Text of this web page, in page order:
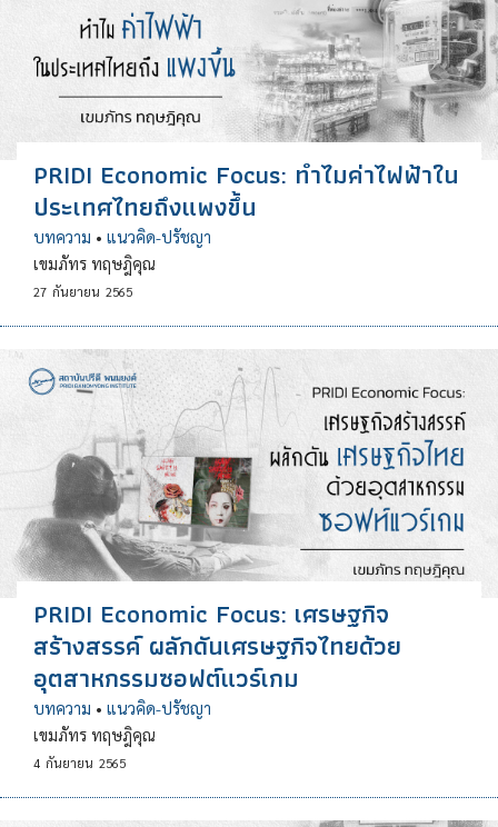
PRIDI Economic Focus: ทำไมค่าไฟฟ้าใน
ประเทศไทยถึงแพงขึ้น
บทความ • แนวคิด-ปรัชญา
เขมภัทร ทฤษฎิคุณ
27 กันยายน 2565
PRIDI Economic Focus: เศรษฐกิจ
สร้างสรรค์ ผลักดันเศรษฐกิจไทยด้วย
อุตสาหกรรมซอฟต์แวร์เกม
บทความ • แนวคิด-ปรัชญา
เขมภัทร ทฤษฎิคุณ
4 กันยายน 2565